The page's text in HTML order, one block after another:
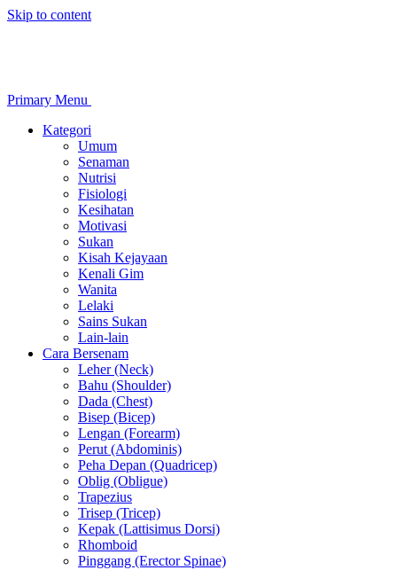
Skip to content
Primary Menu
Kategori
Umum
Senaman
Nutrisi
Fisiologi
Kesihatan
Motivasi
Sukan
Kisah Kejayaan
Kenali Gim
Wanita
Lelaki
Sains Sukan
Lain-lain
Cara Bersenam
Leher (Neck)
Bahu (Shoulder)
Dada (Chest)
Bisep (Bicep)
Lengan (Forearm)
Perut (Abdominis)
Peha Depan (Quadricep)
Oblig (Obligue)
Trapezius
Trisep (Tricep)
Kepak (Lattisimus Dorsi)
Rhomboid
Pinggang (Erector Spinae)